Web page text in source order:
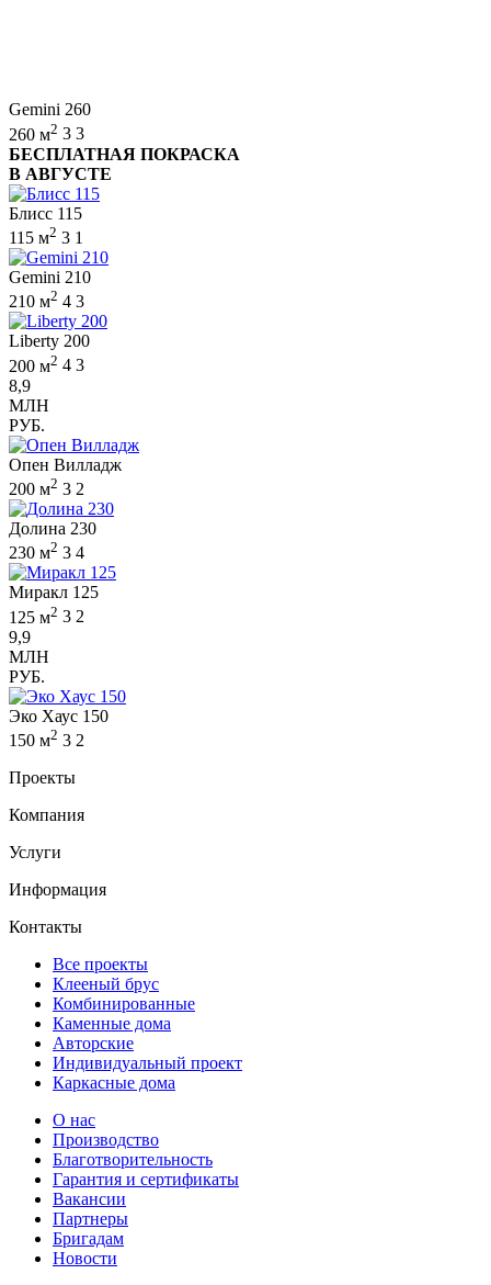
Gemini 260
260 м2 3 3
БЕСПЛАТНАЯ ПОКРАСКА
В АВГУСТЕ
Блисс 115
115 м2 3 1
Gemini 210
210 м2 4 3
Liberty 200
200 м2 4 3
8,9
МЛН
РУБ.
Опен Вилладж
200 м2 3 2
Долина 230
230 м2 3 4
Миракл 125
125 м2 3 2
9,9
МЛН
РУБ.
Эко Хаус 150
150 м2 3 2
Проекты
Компания
Услуги
Информация
Контакты
Все проекты
Клееный брус
Комбинированные
Каменные дома
Авторские
Индивидуальный проект
Каркасные дома
О нас
Производство
Благотворительность
Гарантия и сертификаты
Вакансии
Партнеры
Бригадам
Новости